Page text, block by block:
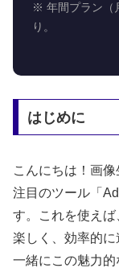
※ 年間プラン（
り。
はじめに
こんにちは！画
注目のツール「
す。これを使え
楽しく、効率的に
一緒にこの魅力的